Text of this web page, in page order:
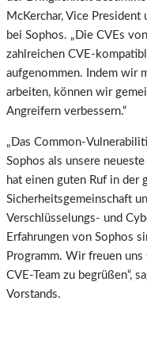
McKerchar, Vice
bei Sophos. „Die CVEs
zahlreichen CVE-
aufgenommen. Indem wir
arbeiten, können wir
Angreifern verbessern.“
„Das Common-
Sophos als unsere
hat einen guten Ruf in der
Sicherheitsgemeinschaft
Verschlüsselungs- und
Erfahrungen von Sophos
Programm. Wir freuen
CVE-Team zu begrüßen“,
Vorstands.